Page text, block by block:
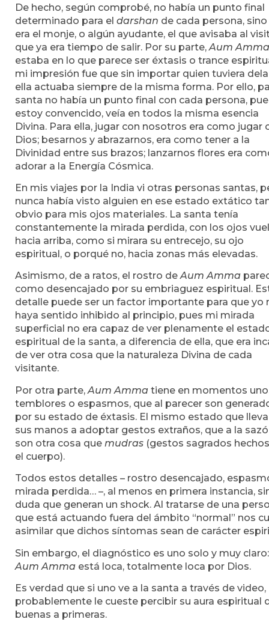
De hecho, según comprobé, no había un punto final
determinado para el darshan de cada persona,
era el monje, o algún ayudante, el que avisaba al
que ya era tiempo de salir. Por su parte, Aum Amma
estaba en lo que parece ser éxtasis o trance
mi impresión fue que sin importar quien tuviera
ella actuaba siempre de la misma forma. Por ello,
santa no había un punto final con cada persona,
estoy convencido, veía en todos la misma esencia
Divina. Para ella, jugar con nosotros era como jugar
Dios; besarnos y abrazarnos, era como tener a la
Divinidad entre sus brazos; lanzarnos flores era
adorar a la Energía Cósmica.
En mis viajes por la India vi otras personas santas,
nunca había visto alguien en ese estado extático
obvio para mis ojos materiales. La santa tenía
constantemente la mirada perdida, con los ojos
hacia arriba, como si mirara su entrecejo, su ojo
espiritual, o porqué no, hacia zonas más elevadas.
Asimismo, de a ratos, el rostro deAum Amma
como desencajado por su embriaguez espiritual.
detalle puede ser un factor importante para que yo
haya sentido inhibido al principio, pues mi mirada
superficial no era capaz de ver plenamente el
espiritual de la santa, a diferencia de ella, que era
de ver otra cosa que la naturaleza Divina de cada
visitante.
Por otra parte, Aum Amma tiene en momentos
temblores o espasmos, que al parecer son
por su estado de éxtasis. El mismo estado que
sus manos a adoptar gestos extraños, que a la
son otra cosa que mudras (gestos sagrados
el cuerpo).
Todos estos detalles – rostro desencajado,
mirada perdida… –, al menos en primera instancia,
duda que generan un shock. Al tratarse de una
que está actuando fuera del ámbito “normal” nos
asimilar que dichos síntomas sean de carácter
Sin embargo, el diagnóstico es uno solo y muy claro:
Aum Amma está loca, totalmente loca por Dios.
Es verdad que si uno ve a la santa a través de video,
probablemente le cueste percibir su aura espiritual
buenas a primeras.